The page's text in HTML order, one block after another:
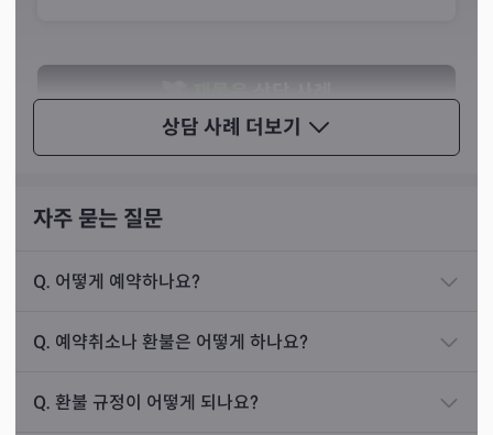
선생님께서 내림굿을 받으신 지 아직 만 1년도 되지 않은
었습니다. 저 역시 선생님이 하루라도 빨리 천명의 손님들
상담 사례 더보기
두 달 전 50대 초반 여성분이 찾아오셨습니다. 대기
대가 만료를 앞두고 있어 이전할 부지를 찾아야 하는
지 않아 답답한 마음에 저를 찾아오신 상황이었습니
제가 점사를 보니 자리가 있었는데 손님은 자리가 나
문해서 터를 닦아주는 일을 해드렸고, 결국 손님은 그
자주 묻는 질문
Q. 어떻게 예약하나요?
Q. 예약취소나 환불은 어떻게 하나요?
Q. 환불 규정이 어떻게 되나요?